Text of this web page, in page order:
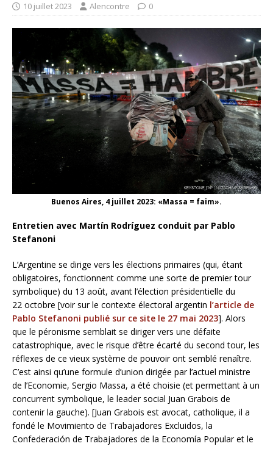
10 juillet 2023 Alencontre 0
Buenos Aires, 4 juillet 2023: «Massa = faim».
Entretien avec Martín Rodríguez conduit par Pablo
Stefanoni
L’Argentine se dirige vers les élections primaires (qui, étant
obligatoires, fonctionnent comme une sorte de premier tour
symbolique) du 13 août, avant l’élection présidentielle du
22 octobre [voir sur le contexte électoral argentin l’article de
Pablo Stefanoni publié sur ce site le 27 mai 2023]. Alors
que le péronisme semblait se diriger vers une défaite
catastrophique, avec le risque d’être écarté du second tour, les
réflexes de ce vieux système de pouvoir ont semblé renaître.
C’est ainsi qu’une formule d’union dirigée par l’actuel ministre
de l’Economie, Sergio Massa, a été choisie (et permettant à un
concurrent symbolique, le leader social Juan Grabois de
contenir la gauche). [Juan Grabois est avocat, catholique, il a
fondé le Movimiento de Trabajadores Excluidos, la
Confederación de Trabajadores de la Economía Popular et le